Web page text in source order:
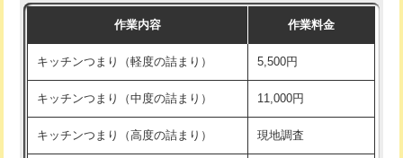
排水管工事（土の掘削・埋め戻し作
11,000円~
排水管工事（排水管工事/3ｍまで） 55,000円
排水管工事（追加 排水管工事/3ｍ超
+11,000円
式・ワンホール）)
交換・取付(排水栓・排水トラップ
22,000円+材料費
作業内容 作業料金
キッチンつまり（軽度の詰まり） 5,500円
キッチンつまり（中度の詰まり） 11,000円
キッチンつまり（高度の詰まり） 現地調査